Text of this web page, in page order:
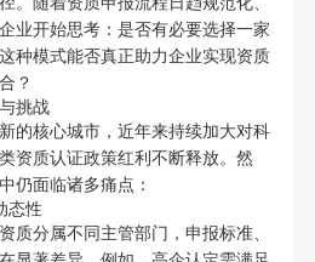
业开始思考：是否有必要选择一家
种模式能否真正助力企业实现资质
？
挑战
的核心城市，近年来持续加大对科
资质认证政策红利不断释放。然
仍面临诸多痛点：
态性
质分属不同主管部门，申报标准、